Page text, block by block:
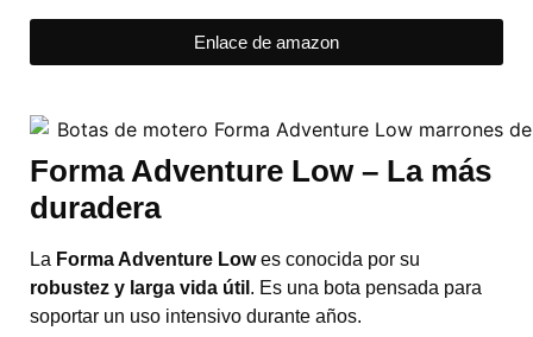
Enlace de amazon
FormaAdventure Low – La más
duradera
La Forma Adventure Lowes conocida por su
robustez y larga vida útil . Es una bota pensada para
soportar un uso intensivo durante años.